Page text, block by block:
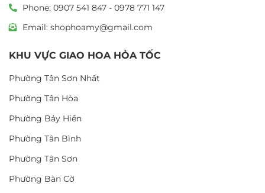
Phone: 0907 541 847 - 0978 771 147
Email: shophoamy@gmail.com
KHU VỰC GIAO HOA HỎA TỐC
Phường Tân Sơn Nhất
Phường Tân Hòa
Phường Bảy Hiền
Phường Tân Bình
Phường Tân Sơn
Phường Bàn Cờ